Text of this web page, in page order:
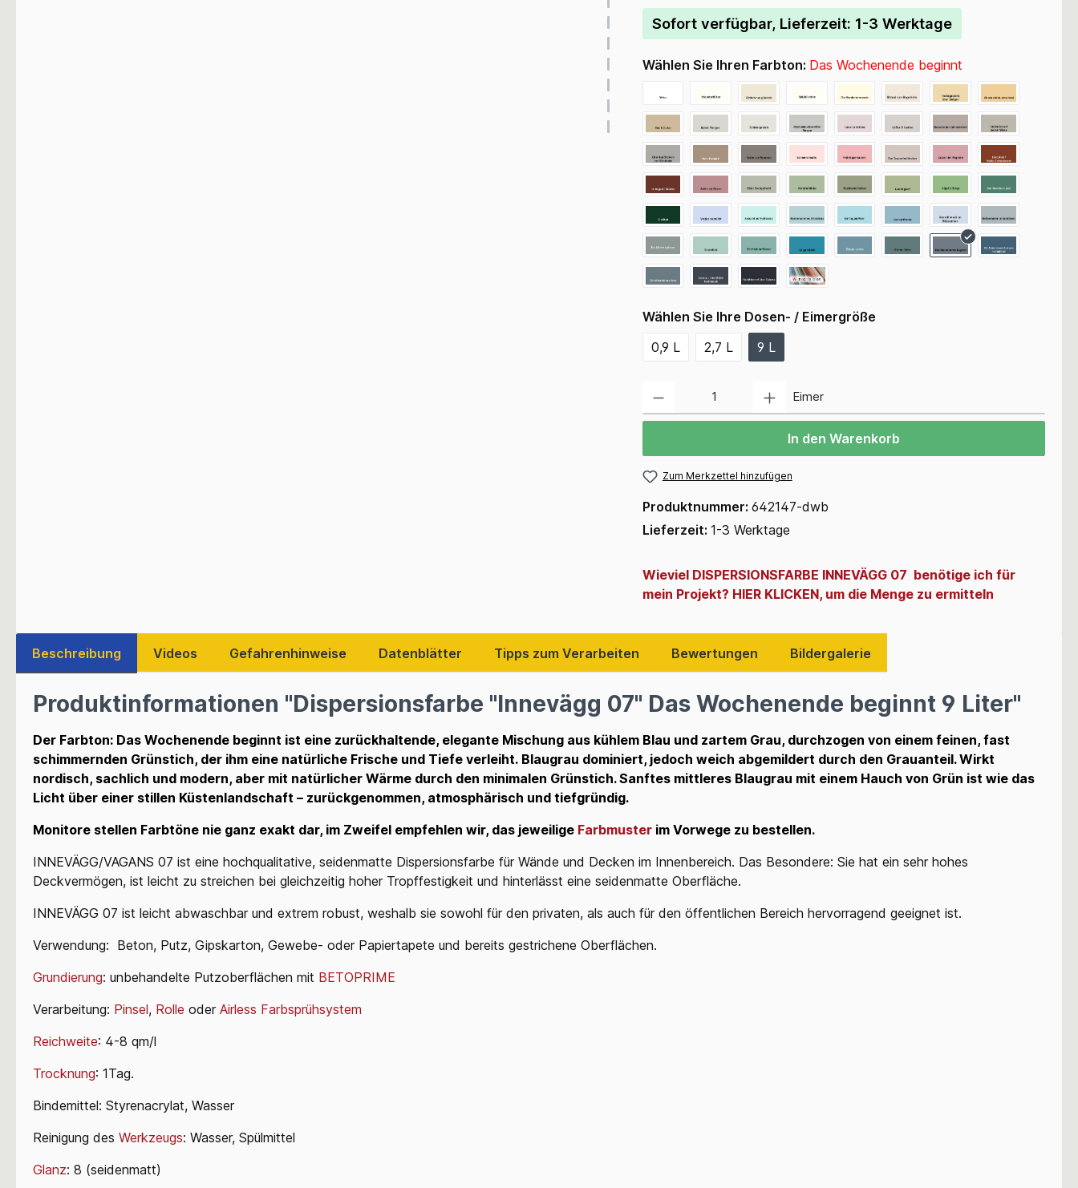
Sofort verfügbar, Lieferzeit: 1-3 Werktage
Wählen Sie Ihren Farbton: Das Wochenende beginnt
Wählen Sie Ihre Dosen- / Eimergröße
0,9 L
2,7 L 9 L
Eimer
In den Warenkorb
Zum Merkzettel hinzufügen
Produktnummer: 642147-dwb
Lieferzeit: 1-3 Werktage
Wieviel DISPERSIONSFARBE INNEVÄGG 07 benötige ich für
mein Projekt? HIER KLICKEN, um die Menge zu ermitteln
Beschreibung Videos Gefahrenhinweise Datenblätter Tipps zum Verarbeiten Bewertungen Bildergalerie
Produktinformationen "Dispersionsfarbe "Innevägg 07" Das Wochenende beginnt 9 Liter"
Der Farbton: Das Wochenende beginnt ist eine zurückhaltende, elegante Mischung aus kühlem Blau und zartem Grau, durchzogen von einem feinen, fast
schimmernden Grünstich, der ihm eine natürliche Frische und Tiefe verleiht. Blaugrau dominiert, jedoch weich abgemildert durch den Grauanteil. Wirkt
nordisch, sachlich und modern, aber mit natürlicher Wärme durch den minimalen Grünstich. Sanftes mittleres Blaugrau mit einem Hauch von Grün ist wie das
Licht über einer stillen Küstenlandschaft – zurückgenommen, atmosphärisch und tiefgründig.
Monitore stellen Farbtöne nie ganz exakt dar, im Zweifel empfehlen wir, das jeweilige Farbmuster im Vorwege zu bestellen.
INNEVÄGG/VAGANS 07 ist eine hochqualitative, seidenmatte Dispersionsfarbe für Wände und Decken im Innenbereich. Das Besondere: Sie hat ein sehr hohes
Deckvermögen, ist leicht zu streichen bei gleichzeitig hoher Tropffestigkeit und hinterlässt eine seidenmatte Oberfläche.
INNEVÄGG 07 ist leicht abwaschbar und extrem robust, weshalb sie sowohl für den privaten, als auch für den öffentlichen Bereich hervorragend geeignet ist.
Verwendung: Beton, Putz, Gipskarton, Gewebe- oder Papiertapete und bereits gestrichene Oberflächen.
Grundierung: unbehandelte Putzoberflächen mit BETOPRIME
Verarbeitung: Pinsel, Rolle oder Airless Farbsprühsystem
Reichweite: 4-8 qm/l
Trocknung: 1Tag.
Bindemittel: Styrenacrylat, Wasser
Reinigung des Werkzeugs: Wasser, Spülmittel
Glanz: 8 (seidenmatt)